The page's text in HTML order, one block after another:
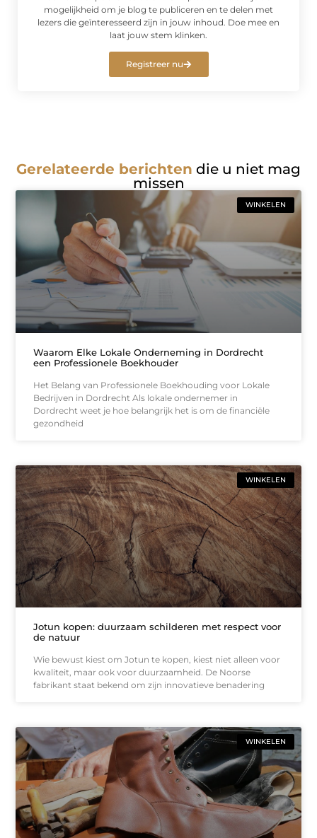
mogelijkheid om je blog te publiceren en te delen met
lezers die geïnteresseerd zijn in jouw inhoud. Doe mee en
laat jouw stem klinken.
Registreer nu
Gerelateerde berichten die u niet mag
missen
WINKELEN
Waarom Elke Lokale Onderneming in Dordrecht
een Professionele Boekhouder
Het Belang van Professionele Boekhouding voor Lokale
Bedrijven in Dordrecht Als lokale ondernemer in
Dordrecht weet je hoe belangrijk het is om de financiële
gezondheid
WINKELEN
Jotun kopen: duurzaam schilderen met respect voor
de natuur
Wie bewust kiest om Jotun te kopen, kiest niet alleen voor
kwaliteit, maar ook voor duurzaamheid. De Noorse
fabrikant staat bekend om zijn innovatieve benadering
WINKELEN